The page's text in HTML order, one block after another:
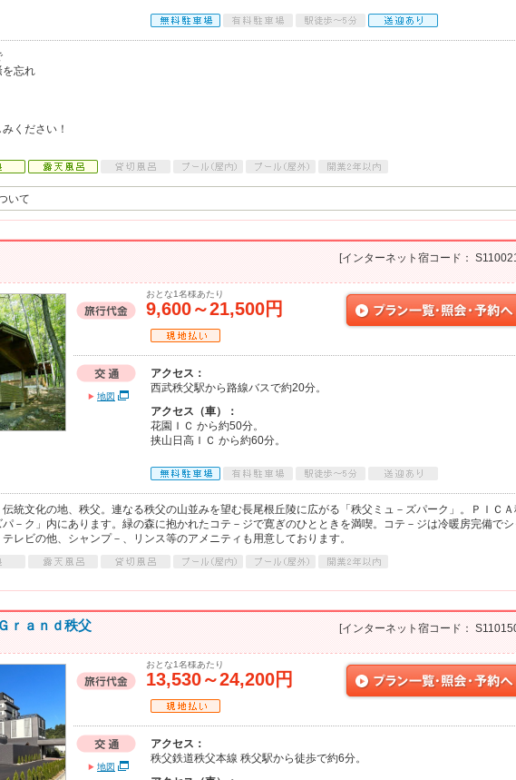
を忘れ
ください！
いて
[インターネット宿コード：
おとな1名様あたり
9,600～21,500円
地図
アクセス：
西武秩父駅から路線バスで約20分。
アクセス（車）：
花園ＩＣ から約50分。
挟山日高ＩＣ から約60分。
統文化の地、秩父。連なる秩父の山並みを望む長尾根丘陵に広がる「秩父ミュ－ズパーク」。ＰＩＣ
－ク」内にあります。緑の森に抱かれたコテ－ジで寛ぎのひとときを満喫。コテ－ジは冷暖房完備で
レビの他、シャンプ－、リンス等のアメニティも用意しております。
ｒａｎｄ秩父 [インターネット宿コード：
おとな1名様あたり
13,530～24,200円
地図
アクセス：
秩父鉄道秩父本線 秩父駅から徒歩で約6分。